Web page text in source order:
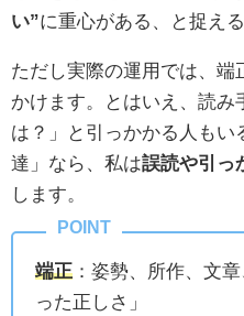
い”に重心がある、と捉え
ただし実際の運用では、端
かけます。とはいえ、読み
は？」と引っかかる人もい
達」なら、私は誤読や引っ
します。
端正 ：姿勢、所作、文
った正しさ」